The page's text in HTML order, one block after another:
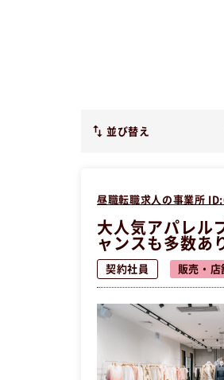
並び替え
昼職転職求人の事業所
大人気アパレル
ャンスも多数あ
契約社員 販売・店